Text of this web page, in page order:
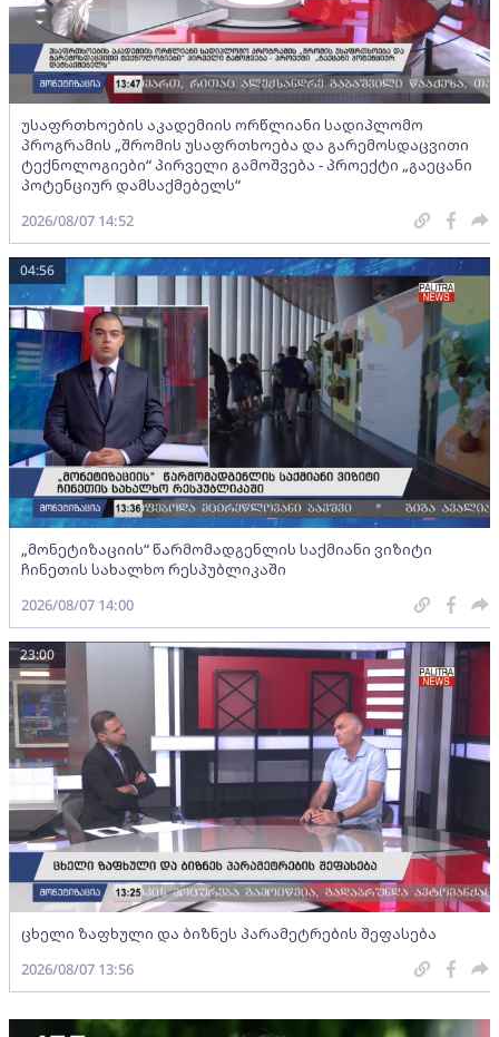
უსაფრთხოების აკადემიის ორწლიანი სადიპლომო
პროგრამის „შრომის უსაფრთხოება და გარემოსდაცვითი
ტექნოლოგიები“ პირველი გამოშვება - პროექტი „გაეცანი
პოტენციურ დამსაქმებელს“
2026/08/07 14:52
„მონეტიზაციის“ წარმომადგენლის საქმიანი ვიზიტი
ჩინეთის სახალხო რესპუბლიკაში
04:56
2026/08/07 14:00
ცხელი ზაფხული და ბიზნეს პარამეტრების შეფასება
23:00
2026/08/07 13:56